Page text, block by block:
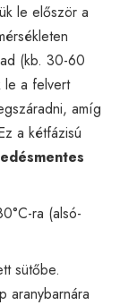
le először a
(kb. 30-60
le a felvert
amíg
a kétfázisú
ra (alsó-
sütőbe.
aranybarnára